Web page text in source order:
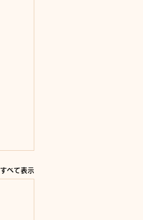
すべて表示